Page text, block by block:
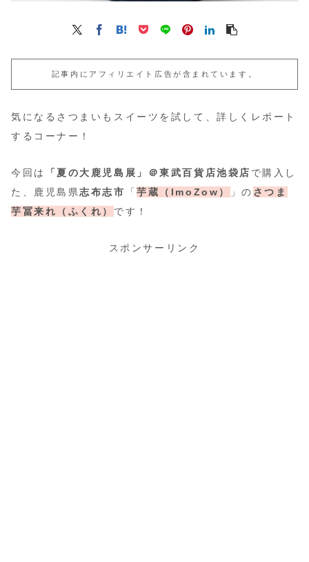
記事内にアフィリエイト広告が含まれています。
気になるさつまいもスイーツを試して、詳しくレポート
するコーナー！
今回は 「夏の大鹿児島展」＠東武百貨店池袋店 で購入し
た、鹿児島県志布志市 「芋蔵（ImoZow） 」の さつま
芋冨来れ（ふくれ） です！
スポンサーリンク